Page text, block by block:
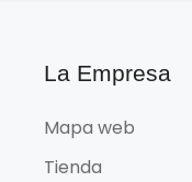
La Empresa
Mapa web
Tienda